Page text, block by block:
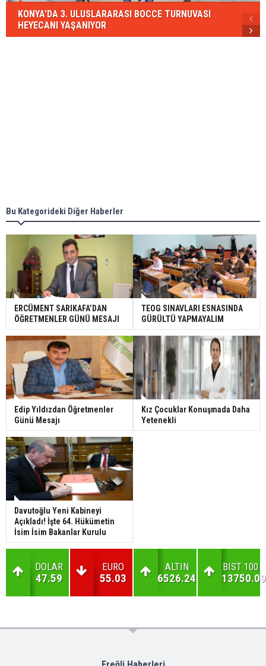
KONYA’DA 3. ULUSLARARASI BOCCE TURNUVASI
HEYECANI YAŞANIYOR
Bu Kategorideki Diğer Haberler
ERCÜMENT SARIKAFA’DAN
ÖĞRETMENLER GÜNÜ MESAJI
TEOG SINAVLARI ESNASINDA
GÜRÜLTÜ YAPMAYALIM
Edip Yıldızdan Öğretmenler
Günü Mesajı
Kız Çocuklar Konuşmada Daha
Yetenekli
Davutoğlu Yeni Kabineyi
Açıkladı! İşte 64. Hükümetin
İsim İsim Bakanlar Kurulu
DOLAR
47.59
EURO
55.03
ALTIN
6526.24
BIST 100
13750.09